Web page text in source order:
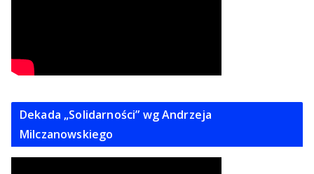
Dekada „Solidarności” wg Andrzeja
Milczanowskiego